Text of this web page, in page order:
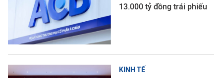
13.000 tỷ đồng trái phiếu
KINH TẾ